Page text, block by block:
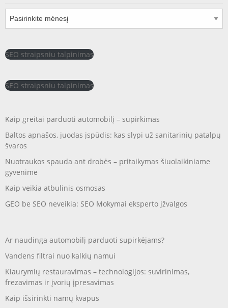
SEO straipsniu talpinimas
SEO straipsniu talpinimas
Kaip greitai parduoti automobilį – supirkimas
Baltos apnašos, juodas įspūdis: kas slypi už sanitarinių patalpų
švaros
Nuotraukos spauda ant drobės – pritaikymas šiuolaikiniame
gyvenime
Kaip veikia atbulinis osmosas
GEO be SEO neveikia: SEO Mokymai eksperto įžvalgos
Ar naudinga automobilį parduoti supirkėjams?
Vandens filtrai nuo kalkių namui
Kiaurymių restauravimas – technologijos: suvirinimas,
frezavimas ir įvorių įpresavimas
Kaip išsirinkti namų kvapus